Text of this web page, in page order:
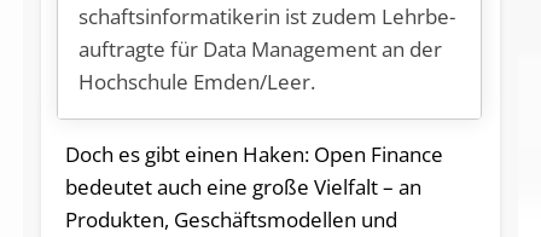
schafts­in­for­ma­ti­ke­rin ist zu­dem Lehr­be­
auf­trag­te für Da­ta Ma­nage­ment an der
Hoch­schu­le Emden/Leer.
Doch es gibt einen Haken: Open Finance
bedeutet auch eine große Vielfalt – an
Produkten, Geschäftsmodellen und